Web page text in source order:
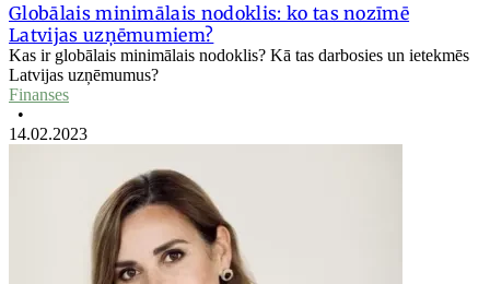
Globālais minimālais nodoklis: ko tas nozīmē
Latvijas uzņēmumiem?
Kas ir globālais minimālais nodoklis? Kā tas darbosies un ietekmēs
Latvijas uzņēmumus?
Finanses
•
14.02.2023